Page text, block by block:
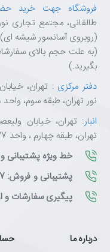
فروشگاه جهت خرید
(روبروی آسانسور شیشه ای)
بگیرید.)
دفتر مرکزی : تهران،
نور تهران، طبقه سوم، واحد 1509
انبار: تهران، خیابان
تهران، طبقه چهارم ، واحد 12037
خط ویژه پشتیبانی و فروش:
پشتیبانی و فروش: 7-88228284-021
پیگیری سفارشات و ارسال
درباره ما